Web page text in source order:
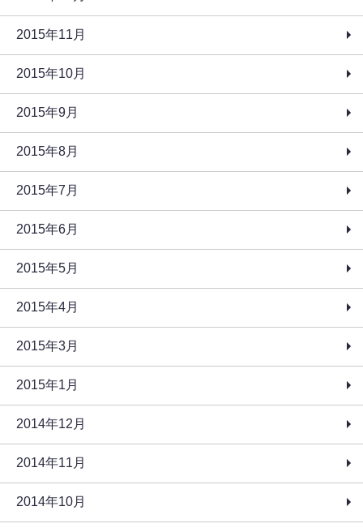
2015年11月
2015年10月
2015年9月
2015年8月
2015年7月
2015年6月
2015年5月
2015年4月
2015年3月
2015年1月
2014年12月
2014年11月
2014年10月